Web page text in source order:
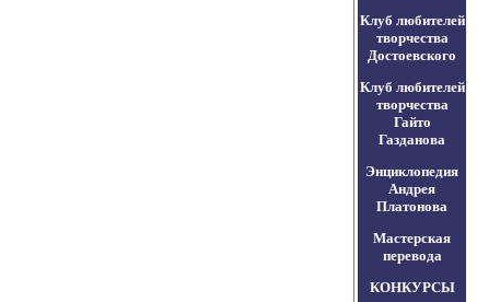
Клуб любителей
творчества
Достоевского
Клуб любителей
творчества
Гайто
Газданова
Энциклопедия
Андрея
Платонова
Мастерская
перевода
КОНКУРСЫ